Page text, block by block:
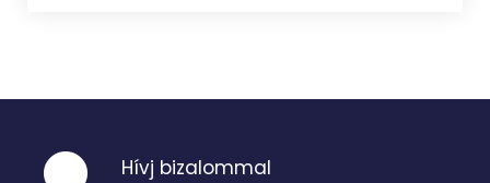
Hívj bizalommal